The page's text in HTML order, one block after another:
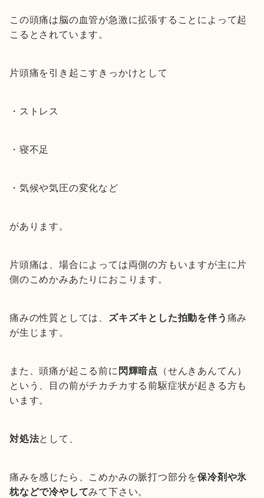
この頭痛は脳の血管が急激に拡張することによって起
こるとされています。
片頭痛を引き起こすきっかけとして
・ストレス
・寝不足
・気候や気圧の変化など
があります。
片頭痛は、場合によっては両側の方もいますが主に片
側のこめかみあたりにおこります。
痛みの性質としては、 ズキズキとした拍動を伴う 痛み
が生じます。
また、頭痛が起こる前に 閃輝暗点 （せんきあんてん）
という、目の前がチカチカする前駆症状が起きる方も
います。
対処法として、
痛みを感じたら、こめかみの脈打つ部分を保冷剤や氷
枕などで冷やしてみて下さい。